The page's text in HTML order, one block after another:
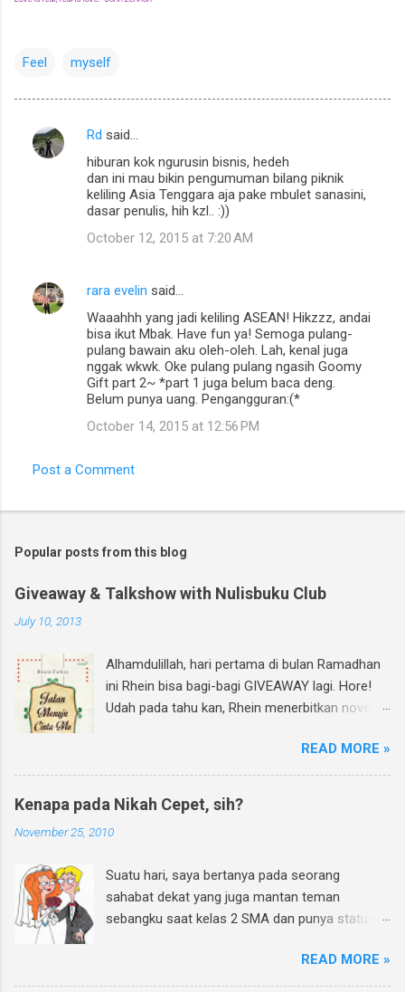
Feel myself
C
t
Rd said…
hiburan kok ngurusin bisnis, hedeh
dan ini mau bikin pengumuman bilang piknik
keliling Asia Tenggara aja pake mbulet sanasini,
dasar penulis, hih kzl.. :))
October 12, 2015 at 7:20 AM
rara evelin said…
Waaahhh yang jadi keliling ASEAN! Hikzzz, andai
bisa ikut Mbak. Have fun ya! Semoga pulang-
pulang bawain aku oleh-oleh. Lah, kenal juga
nggak wkwk. Oke pulang pulang ngasih Goomy
Gift part 2~ *part 1 juga belum baca deng.
Belum punya uang. Pengangguran:(*
October 14, 2015 at 12:56 PM
Post a Comment
Popular posts from this blog
Giveaway & Talkshow with Nulisbuku Club
July 10, 2013
Alhamdulillah, hari pertama di bulan Ramadhan
ini Rhein bisa bagi-bagi GIVEAWAY lagi. Hore!
Udah pada tahu kan, Rhein menerbitkan novel
beredar di toko buku, termasuk di beberapa
toko buku online. Bagi yang mau tahu behind
the scene pembuatan novel yang di re-cover
dan re-publish ini, bisa baca curhatan Rhein di
sini . Again, my novel re-published! :D Untuk
Follow twitter @rheinfathia dan Like Fan Page
Rhein Fathia Twitpic cover novel " Jalan Menuju
Cinta-Mu " dan mention 2 temanmu untuk
#JalanMenujuCintaMu novel @rheinfathia yuk,
READ MORE »
Kenapa pada Nikah Cepet, sih?
November 25, 2010
Suatu hari, saya bertanya pada seorang
sahabat dekat yang juga mantan teman
sebangku saat kelas 2 SMA dan punya status
SMP dan SMA memang banyak yang sudah
menikah. Saya : Hey, gimana nih rasanya jadi
READ MORE »